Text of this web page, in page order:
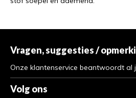
Vragen, suggesties /
Onze klantenservice beantwoordt al
Volg ons